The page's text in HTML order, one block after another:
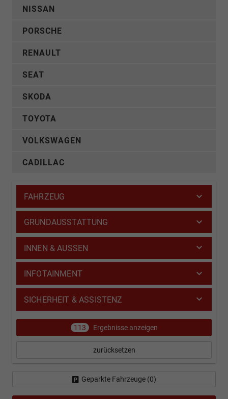
NISSAN
PORSCHE
RENAULT
SEAT
SKODA
TOYOTA
VOLKSWAGEN
CADILLAC
FAHRZEUG
GRUNDAUSSTATTUNG
INNEN & AUSSEN
INFOTAINMENT
SICHERHEIT & ASSISTENZ
113 Ergebnisse anzeigen
zurücksetzen
Geparkte Fahrzeuge (0)